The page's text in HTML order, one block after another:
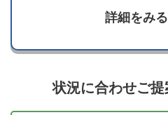
詳細をみる
状況に合わせご